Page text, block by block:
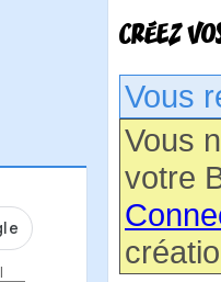
CRÉEZ
Vous
Vous
votre